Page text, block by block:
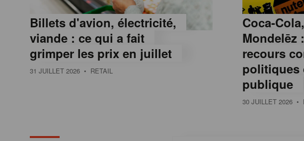
Billets d'avion, électricité,
viande : ce qui a fait
grimper les prix en juillet
31 JUILLET 2026 • RETAIL
Coca-
Mondelēz
recours
politiques
publique
30 JUILLET 2026 •